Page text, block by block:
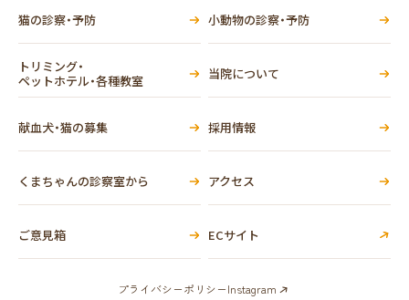
猫の診察・予防 小動物の診察・予防
トリミング・
ペットホテル・各種教室
当院について
献血犬・猫の募集 採用情報
くまちゃんの診察室から アクセス
ご意見箱 ECサイト
プライバシーポリシーInstagram